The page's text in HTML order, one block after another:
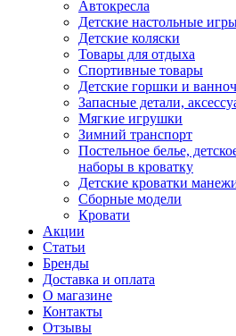
Автокресла
Детские настольные
Детские коляски
Товары для отдыха
Спортивные товары
Детские горшки и
Запасные детали,
Мягкие игрушки
Зимний транспорт
Постельное белье,
наборы в кроватку
Детские кроватки
Сборные модели
Кровати
Акции
Статьи
Бренды
Доставка и оплата
О магазине
Контакты
Отзывы